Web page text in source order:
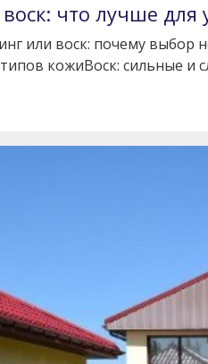
что лучше для
или воск: почему выбор
кожиВоск: сильные и